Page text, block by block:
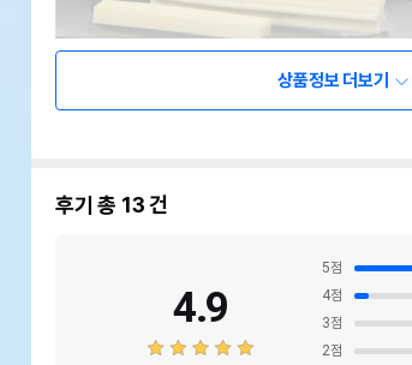
상품정보 더보기
후기 총 13건
4.9
5점
4점
3점
2점